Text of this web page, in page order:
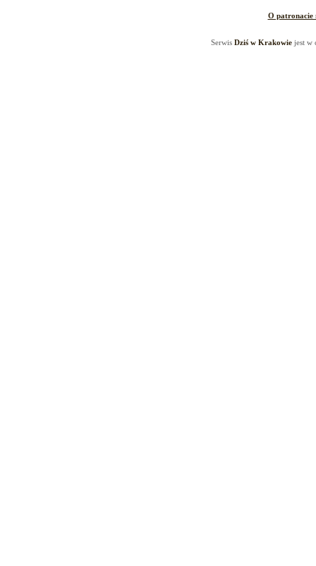
O patronacie
Serwis Dziś w Krakowiejest w